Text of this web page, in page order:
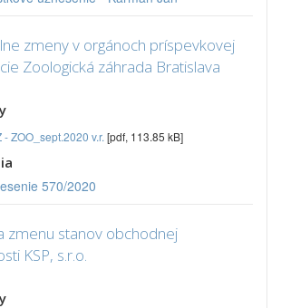
zmeny v orgánoch príspevkovej
Zoologická záhrada Bratislava
- ZOO_sept.2020 v.r. [pdf, 113.85 kB]
570/2020
zmenu stanov obchodnej
KSP, s.r.o.